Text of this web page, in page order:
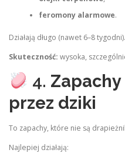
feromony alarmowe.
Działają długo (nawet 6–8 tygodni).
Skuteczność: wysoka,
4.
przez dziki
To zapachy, które nie są
Najlepiej działają: